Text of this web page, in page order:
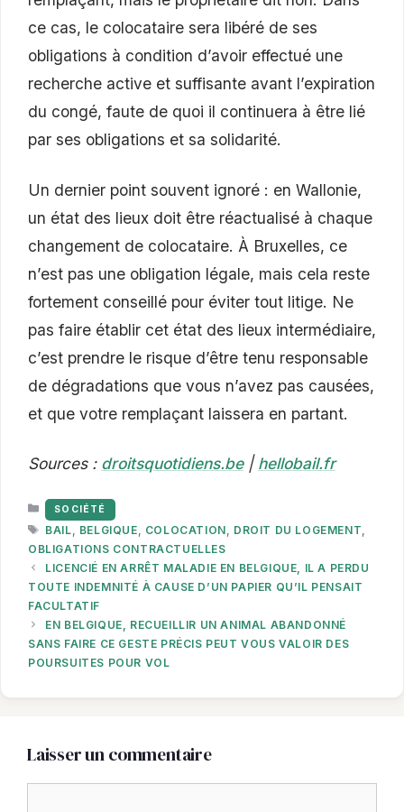
ce cas, le colocataire sera libéré de ses
obligations à condition d’avoir effectué une
recherche active et suffisante avant l’expiration
du congé, faute de quoi il continuera à être lié
par ses obligations et sa solidarité.
Un dernier point souvent ignoré : en Wallonie,
un état des lieux doit être réactualisé à chaque
changement de colocataire. À Bruxelles, ce
n’est pas une obligation légale, mais cela reste
fortement conseillé pour éviter tout litige. Ne
pas faire établir cet état des lieux intermédiaire,
c’est prendre le risque d’être tenu responsable
de dégradations que vous n’avez pas causées,
et que votre remplaçant laissera en partant.
Sources : droitsquotidiens.be|hellobail.fr
CATÉGORIES
SOCIÉTÉ
ÉTIQUETTES
BAIL BELGIQUE COLOCATION DROIT DU LOGEMENT
OBLIGATIONS CONTRACTUELLES
LICENCIÉ EN ARRÊT MALADIE EN BELGIQUE, IL A PERDU
TOUTE INDEMNITÉ À CAUSE D’UN PAPIER QU’IL PENSAIT
FACULTATIF
EN BELGIQUE, RECUEILLIR UN ANIMAL ABANDONNÉ
SANS FAIRE CE GESTE PRÉCIS PEUT VOUS VALOIR DES
POURSUITES POUR VOL
Laisser un commentaire